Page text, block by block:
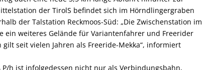
der TirolS befindet sich im Hörndlingergraben
der Talstation Reckmoos-Süd: „Die Zwischenstation im
ein weiteres Gelände für Variantenfahrer und Freerider
seit vielen Jahren als Freeride-Mekka“, informiert
h ist infolgedessen nicht nur als Verbindungsbahn,